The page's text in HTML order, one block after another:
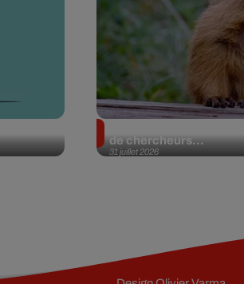
31 juillet 2026
de chercheurs...